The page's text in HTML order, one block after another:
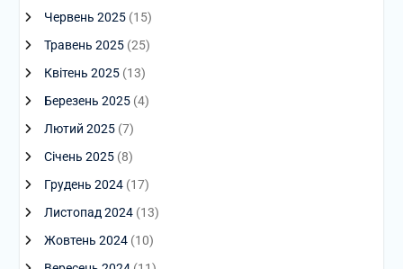
Червень 2025(15)
Травень 2025(25)
Квітень 2025(13)
Березень 2025(4)
Лютий 2025(7)
Січень 2025(8)
Грудень 2024(17)
Листопад 2024(13)
Жовтень 2024(10)